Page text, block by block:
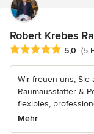
Robert Krebes
Durchschnittliche
5,0 (5
Wir freuen uns, Sie
Raumausstatter &
flexibles,
Mehr